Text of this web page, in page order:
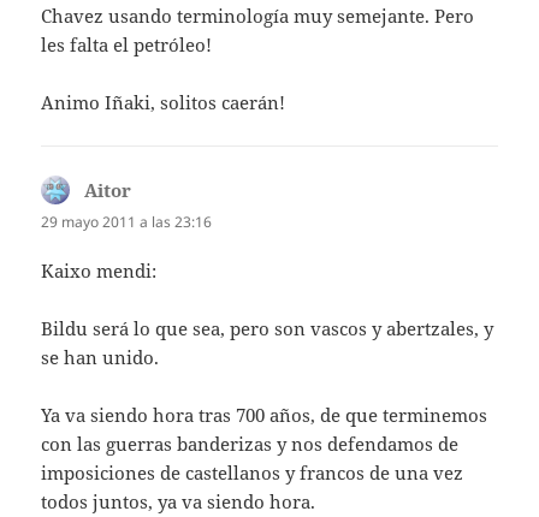
Chavez usando terminología muy semejante. Pero
les falta el petróleo!
Animo Iñaki, solitos caerán!
Aitor
29 mayo 2011 a las 23:16
Kaixo mendi:
Bildu será lo que sea, pero son vascos y abertzales, y
se han unido.
Ya va siendo hora tras 700 años, de que terminemos
con las guerras banderizas y nos defendamos de
imposiciones de castellanos y francos de una vez
todos juntos, ya va siendo hora.